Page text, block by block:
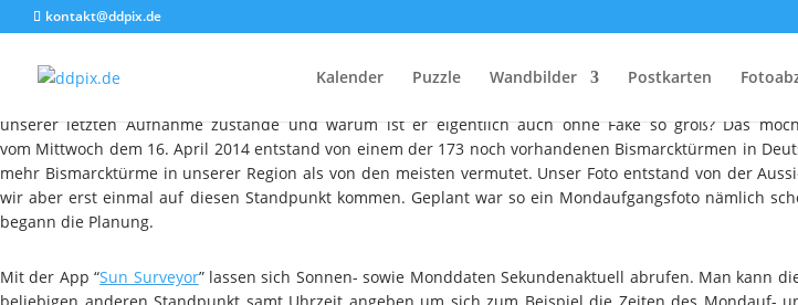
kontakt@ddpix.de
Kalender Puzzle Wandbilder Postkarten
Der Große
unserer letzten Aufnahme zustande und warum ist er eigentlich auch ohne Fake so groß? Das
vom Mittwoch dem 16. April 2014 entstand von einem der 173 noch vorhandenen Bismarcktürmen in
mehr Bismarcktürme in unserer Region als von den meisten vermutet. Unser Foto entstand von der
wir aber erst einmal auf diesen Standpunkt kommen. Geplant war so ein Mondaufgangsfoto nämlich
begann die Planung.
Mit der App “Sun Surveyor” lassen sich Sonnen- sowie Monddaten Sekundenaktuell abrufen. Man kann